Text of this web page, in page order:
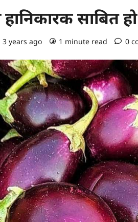
हानिकारक साबित
3 years ago 1 minute read 0